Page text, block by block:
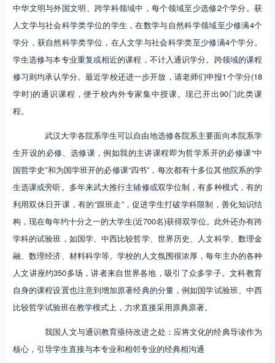
中华文明与外国文明、跨学科领域中，每个领域至少选修2个学分。获
人文学与社会科学类学位的学生，在数学与自然科学领域至少修满4个
学分，获自然科学类学位，在人文学与社会科学类至少修满4个学分。
学生选修与本专业重复或相近的课程，不计入通识学分。跨领域的课程
修习则均承认学分。最近学校还进一步开放，请老师们申报1个学分(18
学时)的通识课程，便于校内外专家集中授课。现已开出90门此类课
程。
武汉大学各院系学生可以自由地选修各院系主要面向本院系学
生开设的必修、选修课，例如我的主讲课程即为哲学系开的必修课“中
国哲学史”和为国学班开的必修课“四书”，每次都有十多位其他院系的学
生选课或旁听。多年来武大推行主辅修或双学位制，有多种模式，有的
利用双休日开课，有的“跟班走”，促进学生打破学科限制，善化知识结
构，现在每年约十分之一的大学生(近700名)获得双学位。此外还办有跨
学科的试验班，如国学、中西比较哲学、世界历史、人文科学、数理金
融、数理经济、材料科学等。学校的人文氛围很浓厚，每年主办的各种
人文讲座约350多场，讲者来自世界各地，吸引了众多学子。文科教育
自身的课程设置也注意到增加原著经典的分量，例如国学试验班、中西
比较哲学试验班在教学模式上，力求直接采用原典原著。
我国人文与通识教育亟待改进之处：应将文化的经典导读作为
核心，引导学生直接与本专业和相邻专业的经典相沟通